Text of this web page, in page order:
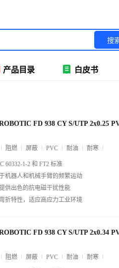
搜
产品目录 白皮书
FD 938 CY S/UTP 2x0.25
阻燃 屏蔽 PVC 耐油 耐寒
60332-1-2 和 FT2 标准
机器人和机械手臂的频繁运动
供出色的抗电磁干扰性能
折特性，适应高应力工业环境
FD 938 CY S/UTP 2x0.34
阻燃 屏蔽 PVC 耐油 耐寒